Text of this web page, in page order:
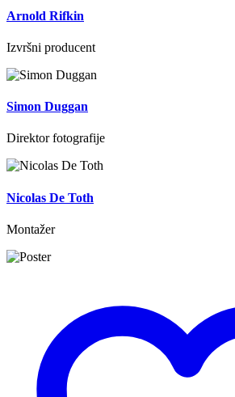
Arnold Rifkin
Izvršni producent
Simon Duggan
Direktor fotografije
Nicolas De Toth
Montažer